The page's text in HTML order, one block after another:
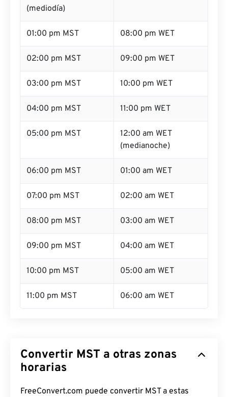
(mediodía)
01:00 pm MST 08:00 pm WET
02:00 pm MST 09:00 pm WET
03:00 pm MST 10:00 pm WET
04:00 pm MST 11:00 pm WET
05:00 pm MST
12:00 am WET
(medianoche)
06:00 pm MST 01:00 am WET
07:00 pm MST 02:00 am WET
08:00 pm MST 03:00 am WET
09:00 pm MST 04:00 am WET
10:00 pm MST 05:00 am WET
11:00 pm MST 06:00 am WET
Convertir MST a otras zonas
horarias
FreeConvert.com puede convertir MST a estas